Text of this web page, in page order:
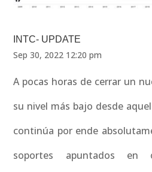
INTC- UPDATE
Sep 30, 2022 12:20 pm
A pocas horas de cerrar un
su nivel más bajo desde
continúa por ende
soportes apuntados en